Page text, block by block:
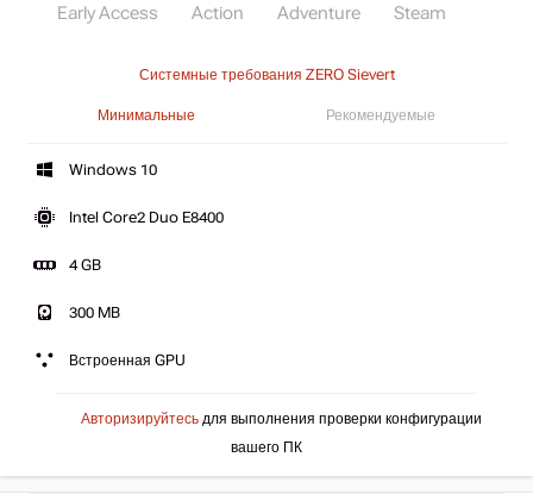
Early Access Action Adventure Steam
Системные требования ZERO Sievert
Минимальные Рекомендуемые
Windows 10
Intel Core2 Duo E8400
4 GB
300 MB
Встроенная GPU
Авторизируйтесь для выполнения проверки конфигурации
вашего ПК